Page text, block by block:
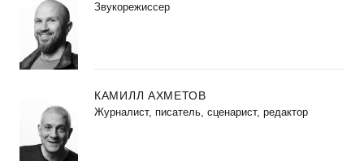
Звукорежиссер
КАМИЛЛ АХМЕТОВ
Журналист, писатель, сценарист, редактор